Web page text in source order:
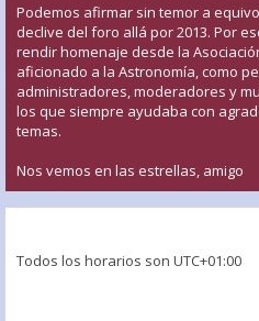
Podemos afirmar sin temor a
declive del foro allá por 2013. Por
rendir homenaje desde la
aficionado a la Astronomía, como
administradores, moderadores y
los que siempre ayudaba con
temas.
Nos vemos en las estrellas, amigo
Todos los horarios son UTC+01:00